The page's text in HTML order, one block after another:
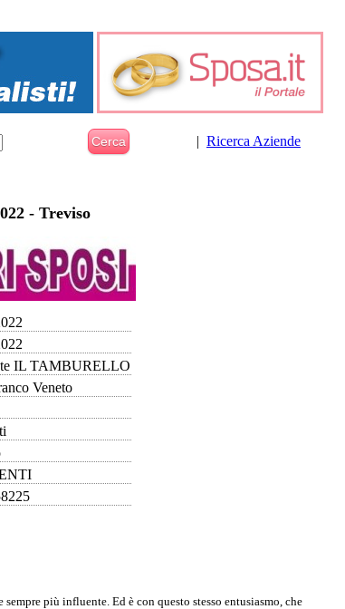
| Ricerca Aziende
- Treviso
IL TAMBURELLO
Veneto
più influente. Ed è con questo stesso entusiasmo, che